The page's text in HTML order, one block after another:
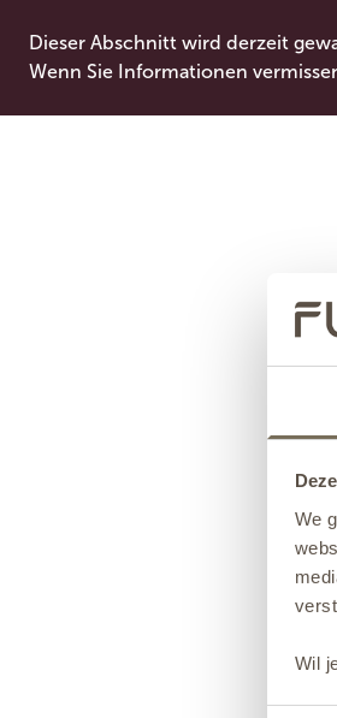
We
Wil
Dieser Abschnitt wird derzeit
Wenn Sie Informationen